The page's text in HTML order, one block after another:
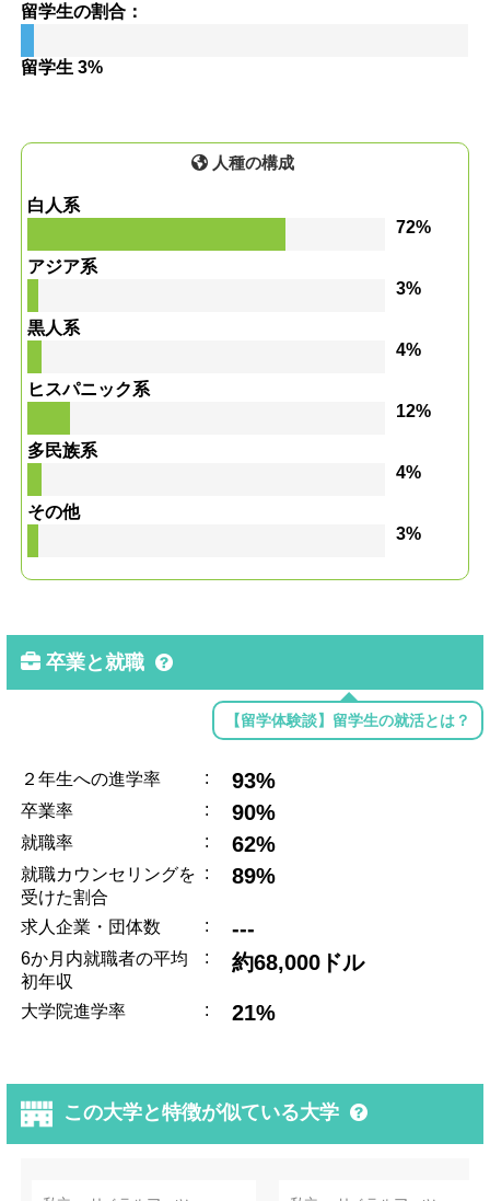
留学生の割合：
留学生 3%
人種の構成
白人系
72%
アジア系
3%
黒人系
4%
ヒスパニック系
12%
多民族系
4%
その他
3%
卒業と就職
【留学体験談】留学生の就活とは？
２年生への進学率 : 93%
卒業率 : 90%
就職率 : 62%
就職カウンセリングを
受けた割合
: 89%
求人企業・団体数 : ---
6か月内就職者の平均
初年収
: 約68,000ドル
大学院進学率 : 21%
この大学と特徴が似ている大学